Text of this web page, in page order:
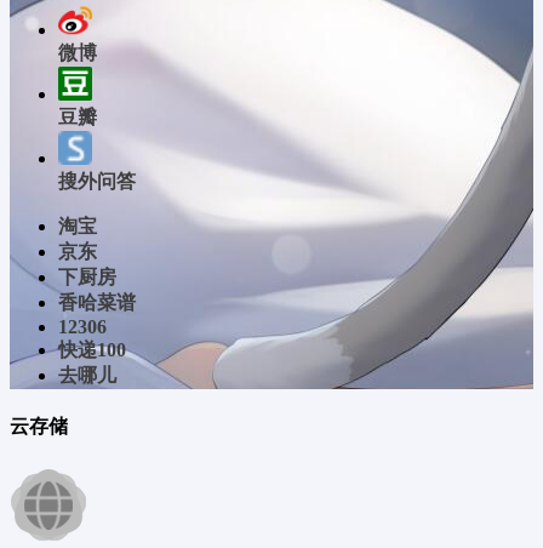
微博
豆瓣
搜外问答
淘宝
京东
下厨房
香哈菜谱
12306
快递100
去哪儿
云存储